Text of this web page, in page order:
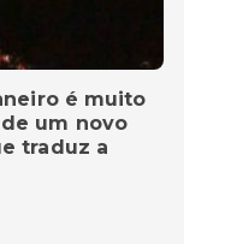
é muito
um novo
traduz a